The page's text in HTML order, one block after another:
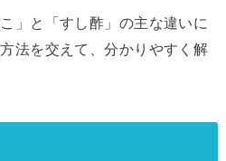
」と「すし酢」の主な違いに
法を交えて、分かりやすく解